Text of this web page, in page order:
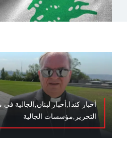
أخبار كندا,أخبار لبنان,الجالية
التحرير,مؤسسات الجالية